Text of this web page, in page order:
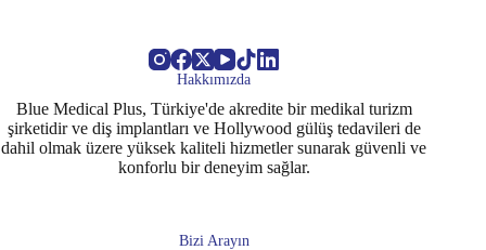
Hakkımızda
Blue Medical Plus, Türkiye'de akredite bir medikal turizm
şirketidir ve diş implantları ve Hollywood gülüş tedavileri de
dahil olmak üzere yüksek kaliteli hizmetler sunarak güvenli ve
konforlu bir deneyim sağlar.
Bizi Arayın